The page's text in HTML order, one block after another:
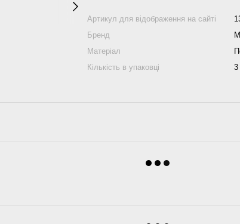
Артикул для відображення на сайті
Бренд
Матеріал
Кількість в упаковці
3